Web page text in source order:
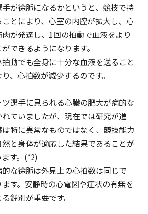
が徐脈になるかというと、競技で持
とにより、心室の内腔が拡大し、心
が発達し、1回の拍動で血液をより
できるようになります。
動でも全身に十分な血液を送ること
、心拍数が減少するのです。
選手に見られる心臓の肥大が病的な
ていましたが、現在では研究が進
特に異常なものではなく、競技能力
と身体が適応した結果であることが
す。(*2)
な徐脈は外見上の心拍数は同じで
す。安静時の心電図や症状の有無を
鑑別が重要です。